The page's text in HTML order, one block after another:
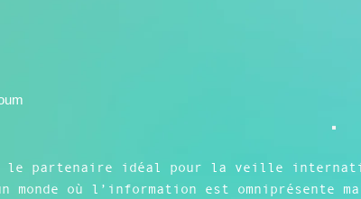
partenaire idéal pour la veille
monde où l’information est